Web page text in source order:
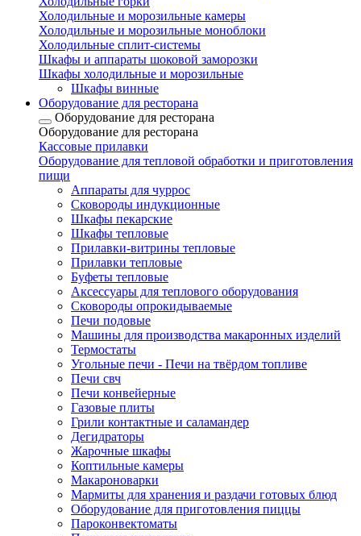
Холодильные и морозильные камеры
Холодильные и морозильные моноблоки
Холодильные сплит-системы
Шкафы и аппараты шоковой заморозки
Шкафы холодильные и морозильные
Шкафы винные
Оборудование для ресторана
Оборудование для ресторана
Оборудование для ресторана
Кассовые прилавки
Оборудование для тепловой обработки и приготовления
пищи
Аппараты для чуррос
Сковороды индукционные
Шкафы пекарские
Шкафы тепловые
Прилавки-витрины тепловые
Прилавки тепловые
Буфеты тепловые
Аксессуары для теплового оборудования
Сковороды опрокидываемые
Печи подовые
Машины для производства макаронных изделий
Термостаты
Угольные печи - Печи на твёрдом топливе
Печи свч
Печи конвейерные
Газовые плиты
Грили контактные и саламандер
Дегидраторы
Жарочные шкафы
Коптильные камеры
Макароноварки
Мармиты для хранения и раздачи готовых блюд
Оборудование для приготовления пиццы
Пароконвектоматы